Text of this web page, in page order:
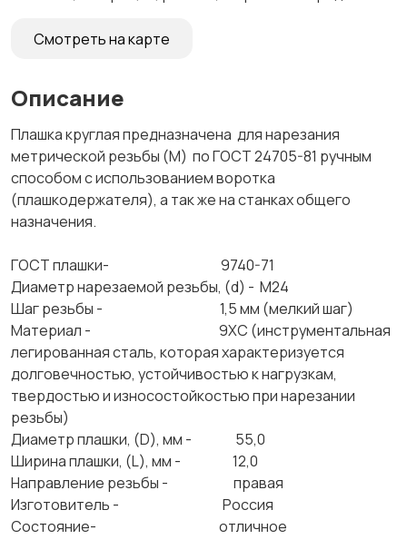
Смотреть на карте
Описание
Плашка круглая предназначена для нарезания
метрической резьбы (М) по ГОСТ 24705-81 ручным
способом с использованием воротка
(плашкодержателя), а так же на станках общего
назначения.
ГОСТ плашки- 9740-71
Диаметр нарезаемой резьбы, (d) - М24
Шаг резьбы - 1,5 мм (мелкий шаг)
Материал - 9ХС (инструментальная
легированная сталь, которая характеризуется
долговечностью, устойчивостью к нагрузкам,
твердостью и износостойкостью при нарезании
резьбы)
Диаметр плашки, (D), мм - 55,0
Ширина плашки, (L), мм - 12,0
Направление резьбы - правая
Изготовитель - Россия
Состояние- отличное